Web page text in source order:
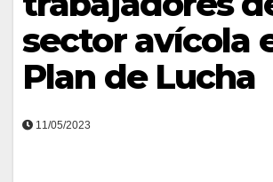
sector avícola
Plan de Lucha
11/05/2023